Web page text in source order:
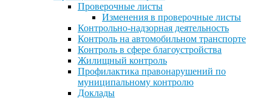
Проверочные листы
Изменения в проверочные листы
Контрольно-надзорная деятельность
Контроль на автомобильном транспорте
Контроль в сфере благоустройства
Жилищный контроль
Профилактика правонарушений по
муниципальному контролю
Доклады